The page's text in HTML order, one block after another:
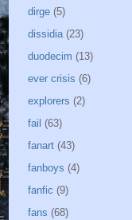
dirge (5)
dissidia (23)
duodecim (13)
ever crisis (6)
explorers (2)
fail (63)
fanart (43)
fanboys (4)
fanfic (9)
fans (68)